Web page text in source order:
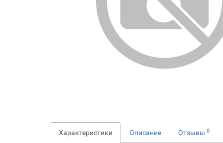
Характеристики Описание Отзывы 0